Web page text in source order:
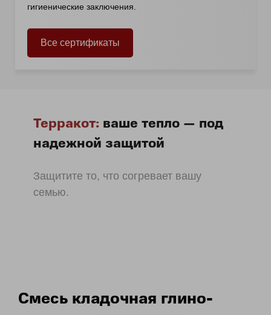
гигиенические заключения.
Все сертификаты
Терракот: ваше тепло — под
надежной защитой
Защитите то, что согревает вашу
семью.
Смесь кладочная глино-